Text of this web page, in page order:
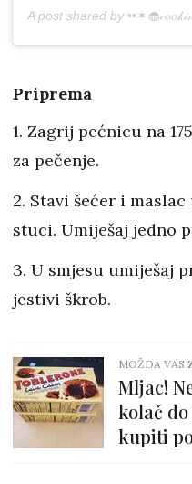
A post shared by
Priprema
1. Zagrij pećnicu na
za pečenje.
2. Stavi šećer i
stuci. Umiješaj jedno
3. U smjesu umiješaj
jestivi škrob.
MOŽDA VAS
Mljac!
kolač
kupiti